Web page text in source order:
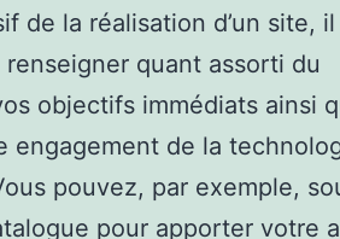
de la réalisation d’un site,
quant assorti du
objectifs immédiats ainsi
engagement de la
pouvez, par exemple,
pour apporter votre